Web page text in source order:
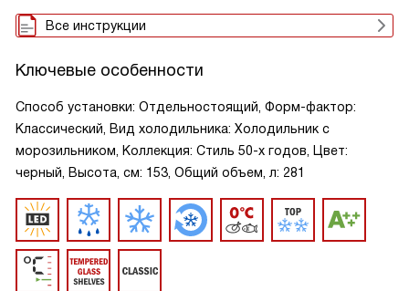
Все инструкции
Ключевые особенности
Способ установки: Отдельностоящий, Форм-фактор:
Классический, Вид холодильника: Холодильник с
морозильником, Коллекция: Стиль 50-х годов, Цвет:
черный, Высота, см: 153, Общий объем, л: 281